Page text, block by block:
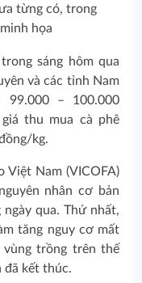
từng có, trong
họa
sáng hôm qua
và các tỉnh Nam
– 100.000
thu mua cà phê
kg.
Việt Nam (VICOFA)
nhân cơ bản
ngày qua. Thứ nhất,
tăng nguy cơ mất
trồng trên thế
đã kết thúc.